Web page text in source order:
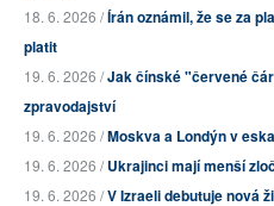
18. 6. 2026 /Írán oznámil, že se za
platit
19. 6. 2026 /Jak čínské "červené
zpravodajství
19. 6. 2026 /Moskva a Londýn v
19. 6. 2026 /Ukrajinci mají menší
19. 6. 2026 /V Izraeli debutuje nová